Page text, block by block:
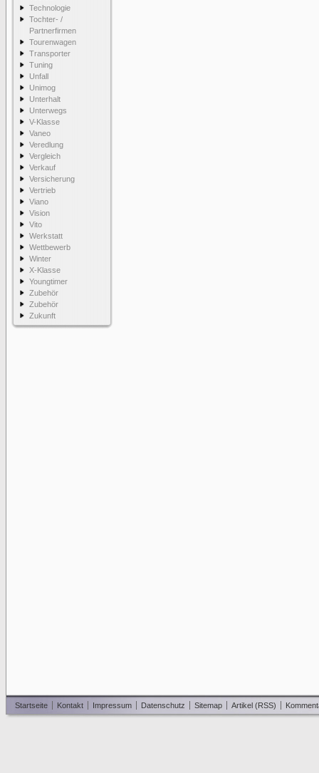
Technologie
Tochter- /
Partnerfirmen
Tourenwagen
Transporter
Tuning
Unfall
Unimog
Unterhalt
Unterwegs
V-Klasse
Vaneo
Veredlung
Vergleich
Verkauf
Versicherung
Vertrieb
Viano
Vision
Vito
Werkstatt
Wettbewerb
Winter
X-Klasse
Youngtimer
Zubehör
Zubehör
Zukunft
Startseite Kontakt Impressum Datenschutz Sitemap Artikel (RSS)